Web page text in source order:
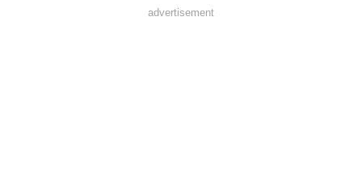
advertisement